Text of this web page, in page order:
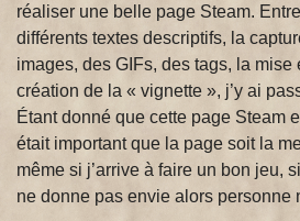
réaliser une belle page Steam.
différents textes descriptifs, la
images, des GIFs, des tags, la mise
création de la « vignette », j’y ai
Étant donné que cette page Steam
était important que la page soit la
même si j’arrive à faire un bon jeu,
ne donne pas envie alors personne